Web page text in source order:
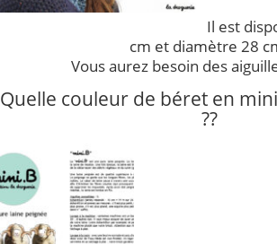
Il est
cm et diamètre 28
Vous aurez besoin des
Quelle couleur de béret en
??